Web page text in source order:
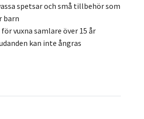
spetsar och små tillbehör som
barn
vuxna samlare över 15 år
kan inte ångras